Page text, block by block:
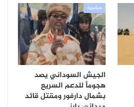
سياسية
الجيش السوداني يصد
هجوماً للدعم السريع
بشمال دارفور ومقتل قائد